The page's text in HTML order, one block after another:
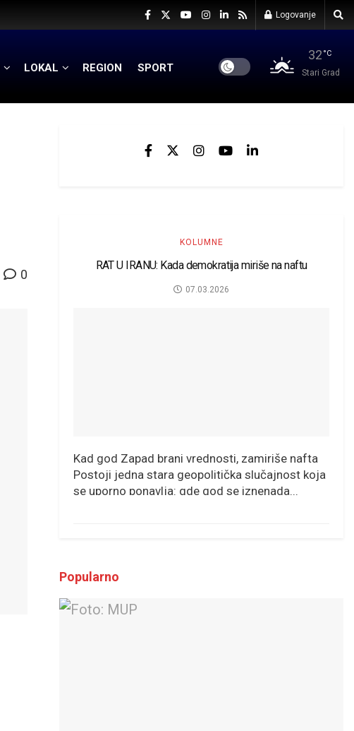
Logovanje
LOKAL REGION SPORT
32 °C
Stari Grad
0
KOLUMNE
RAT U IRANU: Kada demokratija miriše na naftu
07.03.2026
Kad god Zapad brani vrednosti, zamiriše nafta
Postoji jedna stara geopolitička slučajnost koja
se uporno ponavlja: gde god se iznenada...
Popularno